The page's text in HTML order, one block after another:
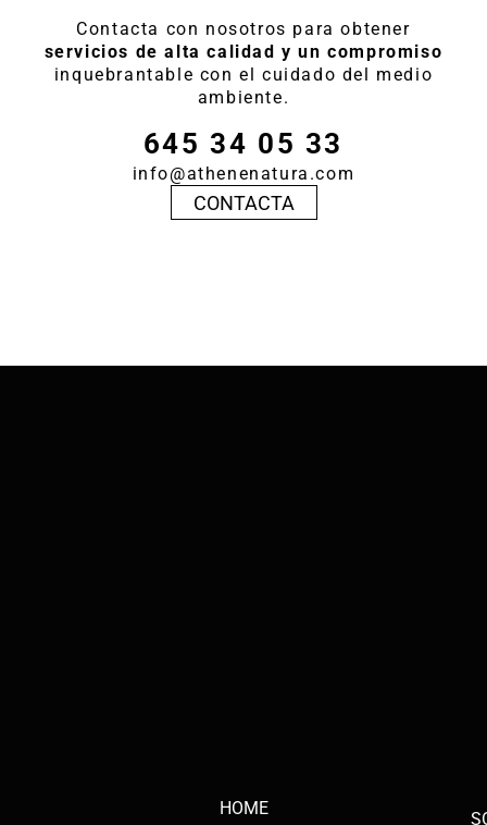
Contacta con nosotros para obtener
servicios de alta calidad y un compromiso
inquebrantable con el cuidado del medio
ambiente.
645 34 05 33
info@athenenatura.com
CONTACTA
HOME